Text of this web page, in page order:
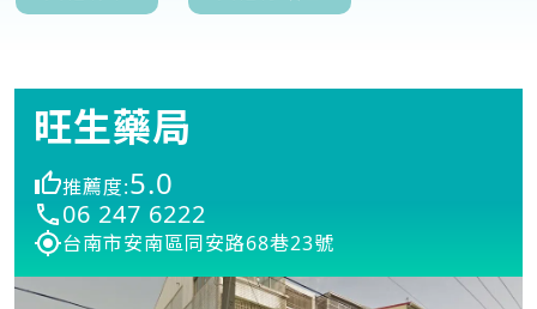
旺生藥局
推薦度:5.0
06 247 6222
台南市安南區同安路68巷23號